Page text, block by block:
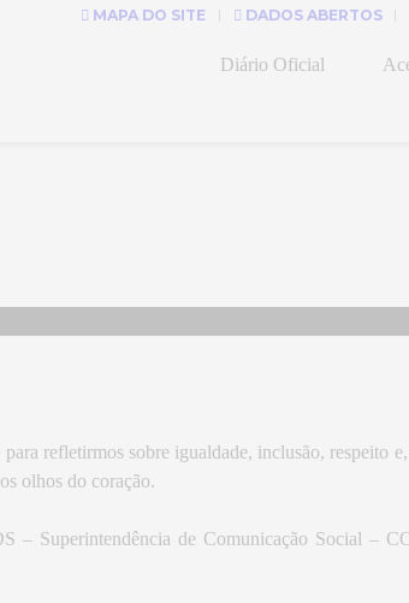
MAPA DO SITE DADOS ABERTOS
Diário Oficial
refletirmos sobre igualdade, inclusão, respeito
olhos do coração.
– Superintendência de Comunicação Social –